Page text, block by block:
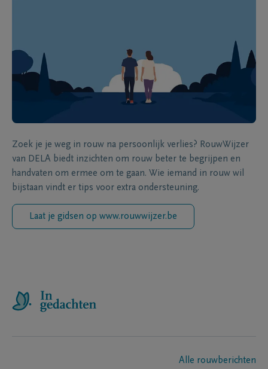
Zoek je je weg in rouw na persoonlijk verlies? RouwWijzer
van DELA biedt inzichten om rouw beter te begrijpen en
handvaten om ermee om te gaan. Wie iemand in rouw wil
bijstaan vindt er tips voor extra ondersteuning.
Laat je gidsen op www.rouwwijzer.be
Alle rouwberichten